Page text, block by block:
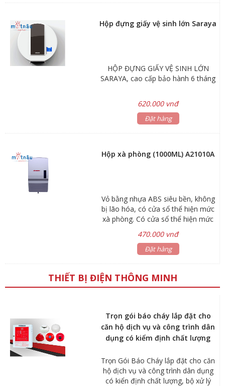
Hộp đựng giấy vệ sinh lớn Saraya
HỘP ĐỰNG GIẤY VỆ SINH LỚN
SARAYA, cao cấp bảo hành 6 tháng
620.000 vnđ
Đặt hàng
Hộp xà phòng (1000ML) A21010A
Vỏ bằng nhựa ABS siêu bền, không
bị lão hóa, có cửa sổ thể hiện mức
xà phòng. Có cửa sổ thể hiện mức
xà phòng. Hộp chứa và nút nhấn có
thể tháo rời để vệ sinh. Nút nhấn
hiện đại. Phù hợp cho bệnh viện,
khách sạn và các công trình hiện
470.000 vnđ
Đặt hàng
THIẾT BỊ ĐIỆN THÔNG MINH
Trọn gói báo cháy lắp đặt cho
căn hộ dịch vụ và công trình dân
dụng có kiểm định chất lượng
Trọn Gói Báo Cháy lắp đặt cho căn
hộ dịch vụ và công trình dân dụng
có kiển định chất lượng, bộ xử lý